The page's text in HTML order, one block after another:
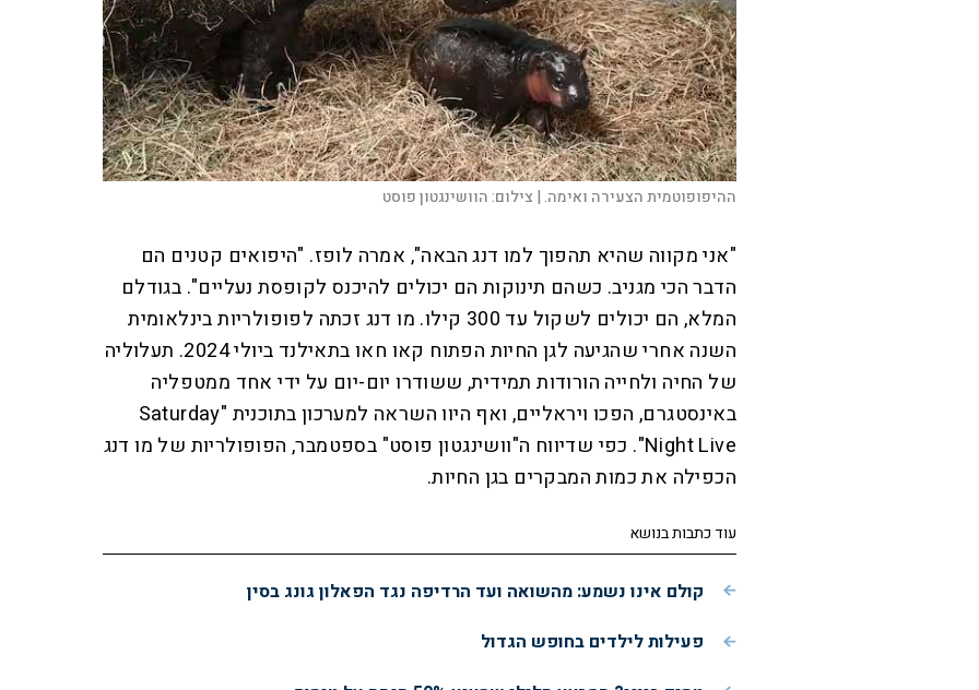
ההיפופוטמית הצעירה ואימה. | צילום:הוושינגטון פוסט
"אני מקווה שהיא תהפוך למו דנג הבאה", אמרה לופז. "היפואים קטנים הם
הדבר הכי מגניב. כשהם תינוקות הם יכולים להיכנס לקופסת נעליים". בגודלם
המלא, הם יכולים לשקול עד 300 קילו. מו דנג זכתה לפופולריות בינלאומית
השנה אחרי שהגיעה לגן החיות הפתוח קאו חאו בתאילנד ביולי 2024. תעלוליה
של החיה ולחייה הורודות תמידית, ששודרו יום-יום על ידי אחד ממטפליה
באינסטגרם, הפכו ויראליים, ואף היוו השראה למערכון בתוכנית "Saturday
Night Live". כפי שדיווח ה"וושינגטון פוסט" בספטמבר, הפופולריות של מו דנג
הכפילה את כמות המבקרים בגן החיות.
עוד כתבות בנושא
קולם אינו נשמע: מהשואה ועד הרדיפה נגד הפאלון גונג בסין
פעילות לילדים בחופש הגדול